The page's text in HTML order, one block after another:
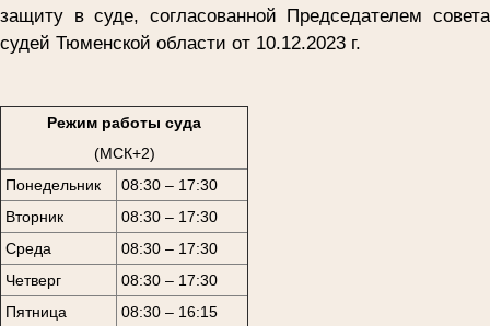
защиту в суде, согласованной Председателем совета
судей Тюменской области от 10.12.2023 г.
Режим работы суда
(МСК+2)
Понедельник
08:30 – 17:30
Вторник
08:30 – 17:30
Среда
08:30 – 17:30
Четверг
08:30 – 17:30
Пятница
08:30 – 16:15